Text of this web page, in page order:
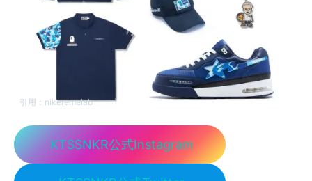
引用： nikeremelab
KTSSNKR公式Instagram